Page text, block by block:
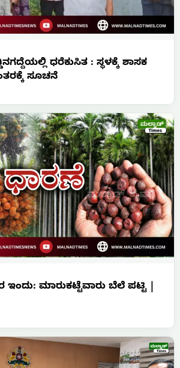
ಧರೆಕುಸಿತ : ಸ್ಥಳಕ್ಕೆ ಶಾಸಕ
ಸೂಚನೆ
ಮಾರುಕಟ್ಟೆವಾರು ಬೆಲೆ ಪಟ್ಟಿ |